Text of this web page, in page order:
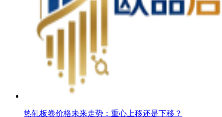
热轧板卷价格未来走势：重心上移还是下移？